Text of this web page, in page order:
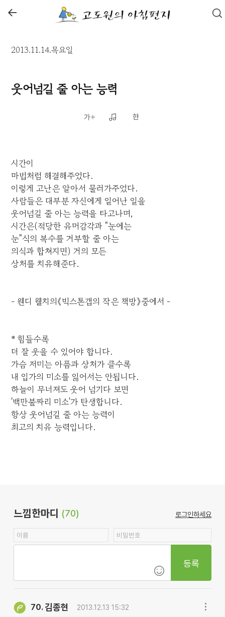
←
2013.11.14.목요일
웃어넘길 줄 아는 능력
시간이
마법처럼 해결해주었다.
이렇게 고난은 알아서 물러가주었다.
사람들은 대부분 자신에게 일어난 일을
웃어넘길 줄 아는 능력을 타고나며,
시간은(적당한 유머감각과 "눈에는
눈"식의 복수를 거부할 줄 아는
의식과 합쳐지면) 거의 모든
상처를 치유해준다.
- 웬디 웰치의《빅스톤갭의 작은 책방》중에서 -
* 힘들수록
더 잘 웃을 수 있어야 합니다.
가슴 저미는 아픔과 상처가 클수록
내 입가의 미소를 잃어서는 안됩니다.
하늘이 무너져도 웃어 넘기다 보면
'백만불짜리 미소'가 탄생합니다.
항상 웃어넘길 줄 아는 능력이
최고의 치유 능력입니다.
느낌한마디 (70) 로그인하세요
등록
70.김종현 2013.12.13 15:32